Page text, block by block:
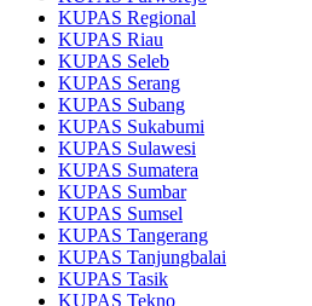
KUPAS Regional
KUPAS Riau
KUPAS Seleb
KUPAS Serang
KUPAS Subang
KUPAS Sukabumi
KUPAS Sulawesi
KUPAS Sumatera
KUPAS Sumbar
KUPAS Sumsel
KUPAS Tangerang
KUPAS Tanjungbalai
KUPAS Tasik
KUPAS Tekno